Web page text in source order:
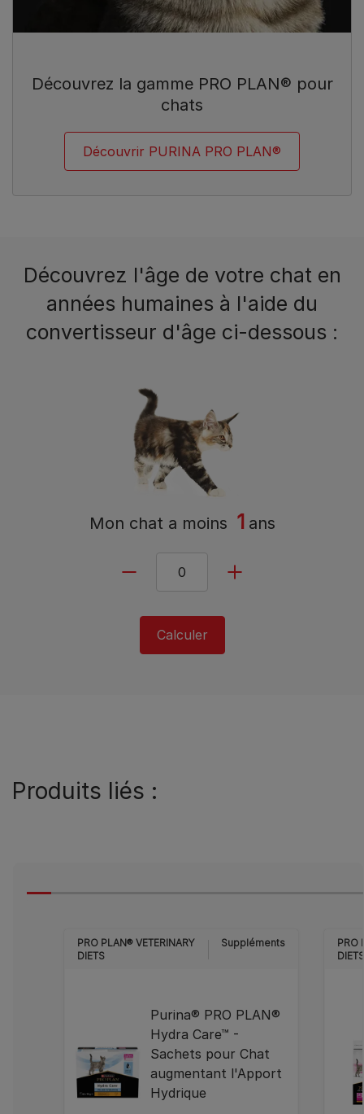
Découvrez la gamme PRO PLAN® pour
chats
Découvrir PURINA PRO PLAN®
Découvrez l'âge de votre chat en
années humaines à l'aide du
convertisseur d'âge ci-dessous :
Mon chat a moins 1 ans
Calculer
Produits liés :
PRO PLAN® VETERINARY
DIETS
Suppléments
Purina® PRO PLAN®
Hydra Care™ -
Sachets pour Chat
augmentant l'Apport
Hydrique
PRO
DIETS